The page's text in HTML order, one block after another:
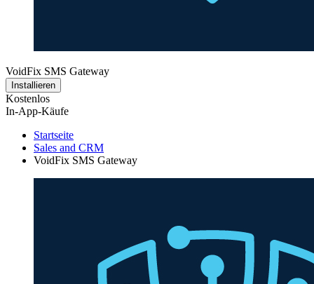
VoidFix SMS Gateway
Installieren
Kostenlos
In-App-Käufe
Startseite
Sales and CRM
VoidFix SMS Gateway